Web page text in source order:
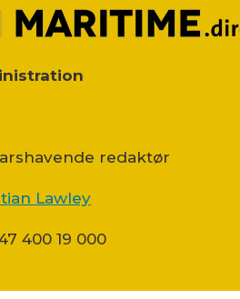
redaktør
Lawley
400 19 000